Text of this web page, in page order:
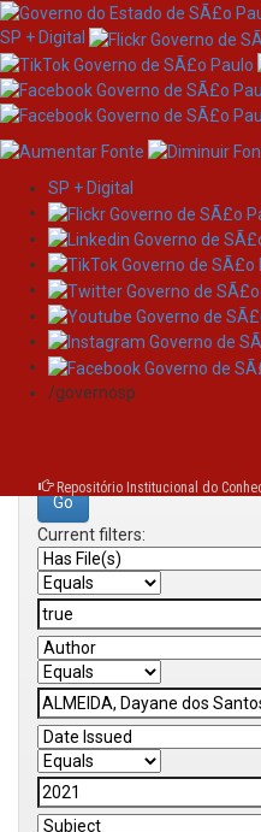
Skip
navigation
SP + Digital
SP + Digital
/governosp
Repositório Institucional do
Search
Search:
Current filters: